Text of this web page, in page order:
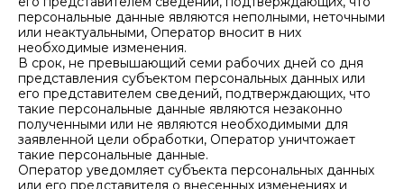
персональные данные являются неполными, неточными
или неактуальными, Оператор вносит в них
необходимые изменения.
В срок, не превышающий семи рабочих дней со дня
представления субъектом персональных данных или
его представителем сведений, подтверждающих, что
такие персональные данные являются незаконно
полученными или не являются необходимыми для
заявленной цели обработки, Оператор уничтожает
такие персональные данные.
Оператор уведомляет субъекта персональных данных
или его представителя о внесенных изменениях и